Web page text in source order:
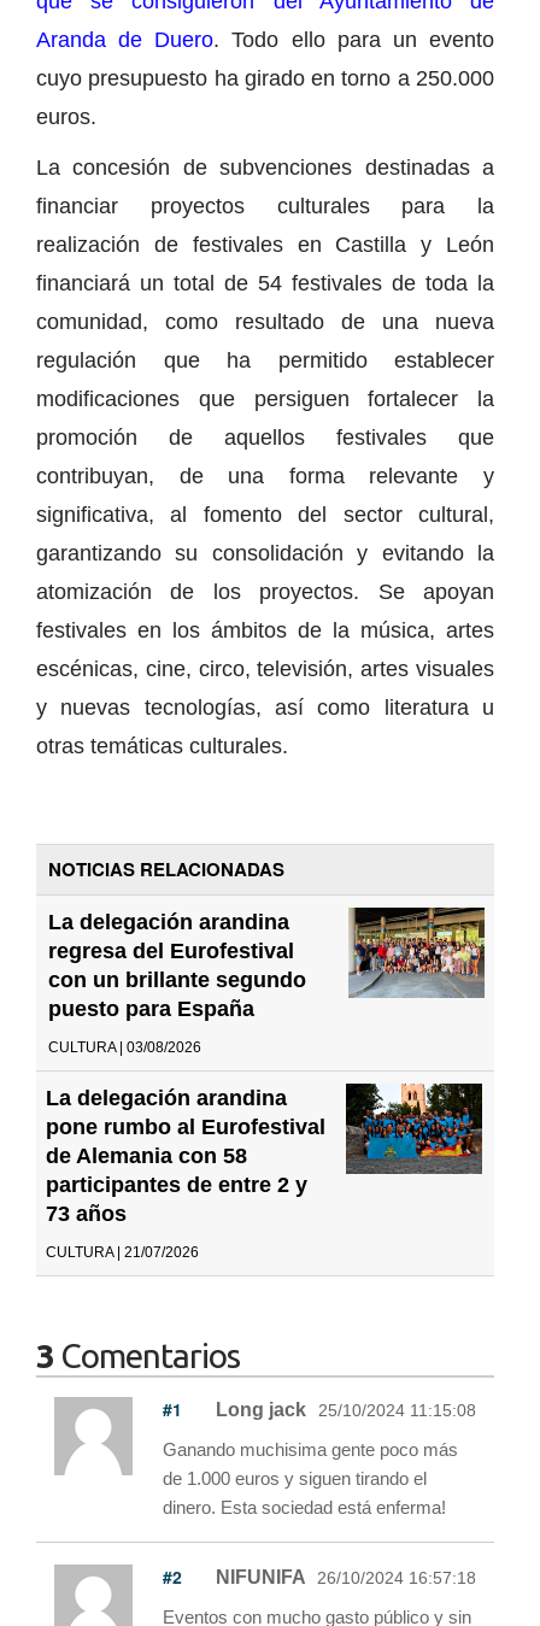
Aranda de Duero. Todo ello para un evento
cuyo presupuesto ha girado en torno a 250.000
euros.
La concesión de subvenciones destinadas a
financiar proyectos culturales para la
realización de festivales en Castilla y León
financiará un total de 54 festivales de toda la
comunidad, como resultado de una nueva
regulación que ha permitido establecer
modificaciones que persiguen fortalecer la
promoción de aquellos festivales que
contribuyan, de una forma relevante y
significativa, al fomento del sector cultural,
garantizando su consolidación y evitando la
atomización de los proyectos. Se apoyan
festivales en los ámbitos de la música, artes
escénicas, cine, circo, televisión, artes visuales
y nuevas tecnologías, así como literatura u
otras temáticas culturales.
NOTICIAS RELACIONADAS
La delegación arandina
regresa del Eurofestival
con un brillante segundo
puesto para España
CULTURA | 03/08/2026
La delegación arandina
pone rumbo al Eurofestival
de Alemania con 58
participantes de entre 2 y
73 años
CULTURA | 21/07/2026
3 Comentarios
#1 Long jack 25/10/2024 11:15:08
Ganando muchisima gente poco más
de 1.000 euros y siguen tirando el
dinero. Esta sociedad está enferma!
#2 NIFUNIFA 26/10/2024 16:57:18
Eventos con mucho gasto público y sin